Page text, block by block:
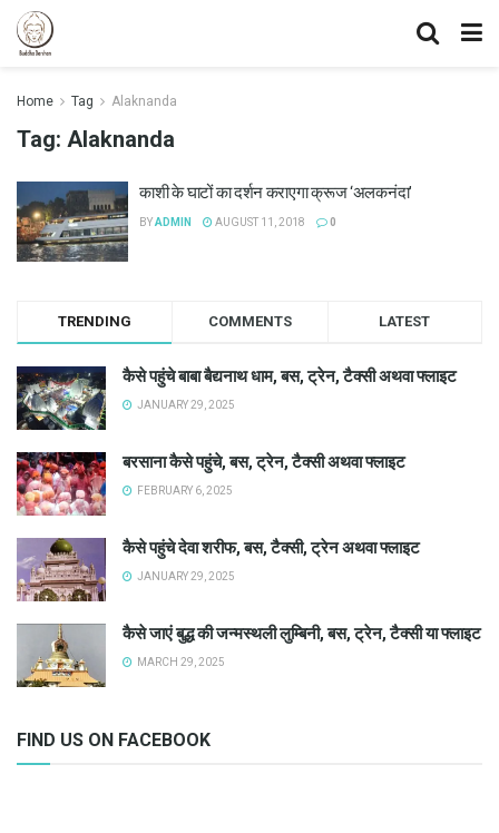
Home Tag Alaknanda
Tag: Alaknanda
काशी के घाटों का दर्शन कराएगा क्रूज ‘अलकनंदा’
BYADMIN AUGUST 11, 2018 0
TRENDING COMMENTS LATEST
कैसे पहुंचे बाबा बैद्यनाथ धाम, बस, ट्रेन, टैक्सी अथवा फ्लाइट
JANUARY 29, 2025
बरसाना कैसे पहुंचे, बस, ट्रेन, टैक्सी अथवा फ्लाइट
FEBRUARY 6, 2025
कैसे पहुंचे देवा शरीफ, बस, टैक्सी, ट्रेन अथवा फ्लाइट
JANUARY 29, 2025
कैसे जाएं बुद्ध की जन्मस्थली लुम्बिनी, बस, ट्रेन, टैक्सी या फ्लाइट
MARCH 29, 2025
FIND US ON FACEBOOK